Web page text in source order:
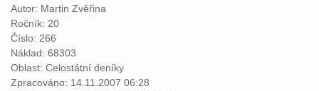
Autor: Martin Zvěřina
Ročník: 20
Číslo: 266
Náklad: 68303
Oblast: Celostátní deníky
Zpracováno: 14.11.2007 06:28